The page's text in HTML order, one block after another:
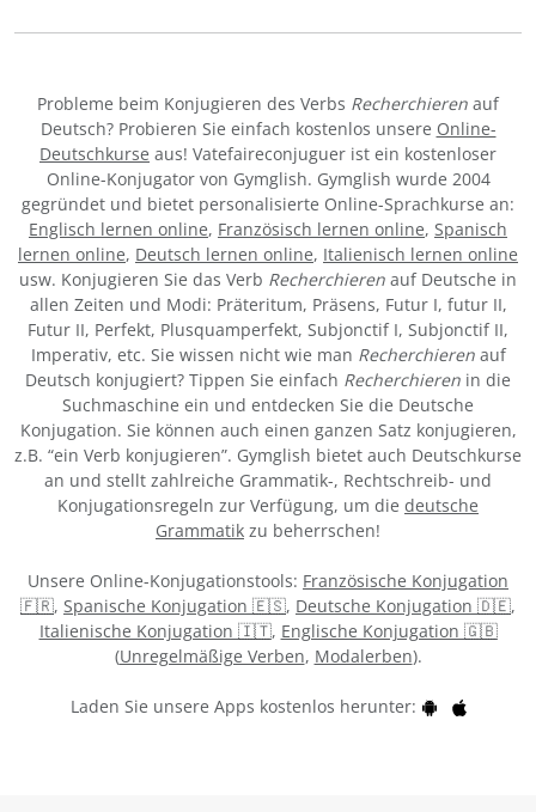
Probleme beim Konjugieren des Verbs Recherchieren auf
Deutsch? Probieren Sie einfach kostenlos unsere Online-
Deutschkurse aus! Vatefaireconjuguer ist ein kostenloser
Online-Konjugator von Gymglish. Gymglish wurde 2004
gegründet und bietet personalisierte Online-Sprachkurse an:
Englisch lernen online, Französisch lernen online, Spanisch
lernen online, Deutsch lernen online, Italienisch lernen online
usw. Konjugieren Sie das Verb Recherchieren auf Deutsche in
allen Zeiten und Modi: Präteritum, Präsens, Futur I, futur II,
Futur II, Perfekt, Plusquamperfekt, Subjonctif I, Subjonctif II,
Imperativ, etc. Sie wissen nicht wie man Recherchierenauf
Deutsch konjugiert? Tippen Sie einfach Recherchieren in die
Suchmaschine ein und entdecken Sie die Deutsche
Konjugation. Sie können auch einen ganzen Satz konjugieren,
z.B. “ein Verb konjugieren”. Gymglish bietet auch Deutschkurse
an und stellt zahlreiche Grammatik-, Rechtschreib- und
Konjugationsregeln zur Verfügung, um die deutsche
Grammatik zu beherrschen!
Unsere Online-Konjugationstools: Französische Konjugation
🇫🇷, Spanische Konjugation 🇪🇸, Deutsche Konjugation 🇩🇪,
Italienische Konjugation 🇮🇹, Englische Konjugation 🇬🇧
(Unregelmäßige Verben, Modalerben).
Laden Sie unsere Apps kostenlos herunter: